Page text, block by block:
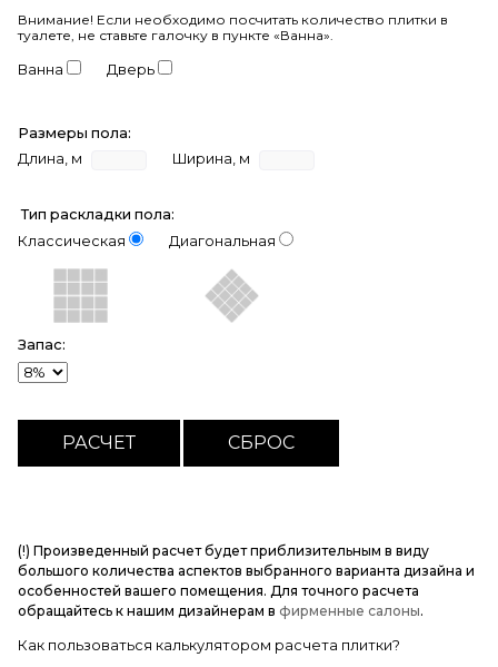
Внимание! Если необходимо посчитать количество плитки в
туалете, не ставьте галочку в пункте «Ванна».
Ванна Дверь
Размеры пола:
Длина, м
Ширина, м
Тип раскладки пола:
Классическая
Диагональная
Запас:
(!) Произведенный расчет будет приблизительным в виду
большого количества аспектов выбранного варианта дизайна и
особенностей вашего помещения. Для точного расчета
обращайтесь к нашим дизайнерам в фирменные салоны.
Как пользоваться калькулятором расчета плитки?